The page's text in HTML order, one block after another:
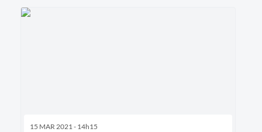
15 MAR 2021 - 14h15